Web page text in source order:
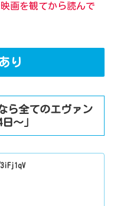
画を観てから読んで
り
ら全てのエヴァン
～」